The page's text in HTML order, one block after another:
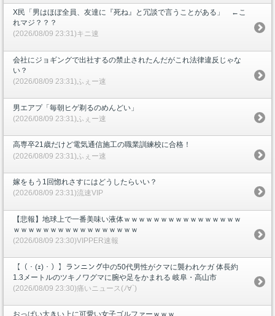
X民「男はほぼ全員、友達に『死ね』と冗談で言うことがある」 ←こ
れマジ？？？
(2026/08/09 23:31)キニ速
会社にジョギングで出社するの禁止されたんだがこれ法律違反じゃな
い？
(2026/08/09 23:31)ふぇー速
男エアプ「毎朝ヒゲ剃るのめんどい」
(2026/08/09 23:31)ふぇー速
高専卒21歳だけど電気通信施工の職業訓練校に合格！
(2026/08/09 23:31)ふぇー速
嫁をもう1回惚れさすにはどうしたらいい？
(2026/08/09 23:31)流速VIP
【悲報】地球上で一番美味い液体ｗｗｗｗｗｗｗｗｗｗｗｗｗｗｗｗ
ｗｗｗｗｗｗｗｗｗｗｗｗｗｗｗｗｗ
(2026/08/09 23:30)VIPPER速報
【（・(ｪ)・）】ランニング中の50代男性がクマに襲われケガ 体長約
1.3メートルのツキノワグマに腕や足をかまれる 岐阜・高山市
(2026/08/09 23:30)痛いニュース(ﾉ∀`)